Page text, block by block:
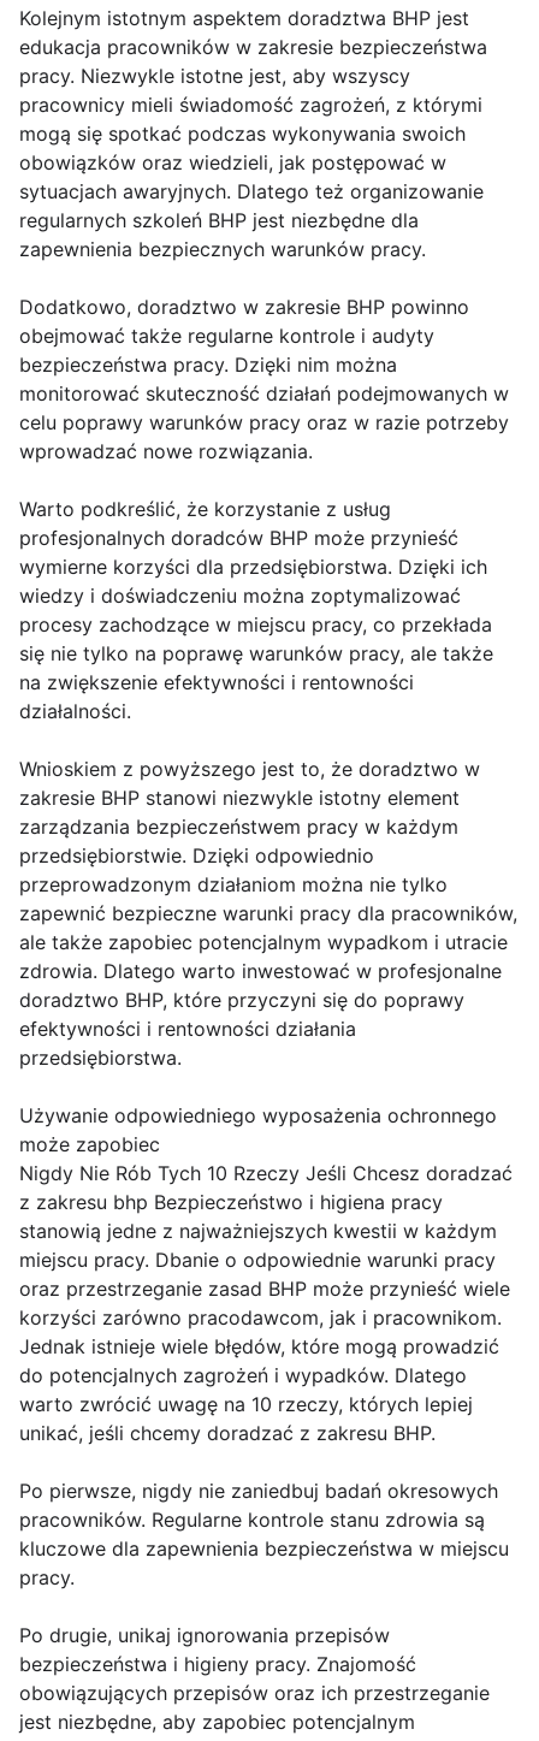
Kolejnym istotnym aspektem doradztwa BHP jest
edukacja pracowników w zakresie bezpieczeństwa
pracy. Niezwykle istotne jest, aby wszyscy
pracownicy mieli świadomość zagrożeń, z którymi
mogą się spotkać podczas wykonywania swoich
obowiązków oraz wiedzieli, jak postępować w
sytuacjach awaryjnych. Dlatego też organizowanie
regularnych szkoleń BHP jest niezbędne dla
zapewnienia bezpiecznych warunków pracy.
Dodatkowo, doradztwo w zakresie BHP powinno
obejmować także regularne kontrole i audyty
bezpieczeństwa pracy. Dzięki nim można
monitorować skuteczność działań podejmowanych w
celu poprawy warunków pracy oraz w razie potrzeby
wprowadzać nowe rozwiązania.
Warto podkreślić, że korzystanie z usług
profesjonalnych doradców BHP może przynieść
wymierne korzyści dla przedsiębiorstwa. Dzięki ich
wiedzy i doświadczeniu można zoptymalizować
procesy zachodzące w miejscu pracy, co przekłada
się nie tylko na poprawę warunków pracy, ale także
na zwiększenie efektywności i rentowności
działalności.
Wnioskiem z powyższego jest to, że doradztwo w
zakresie BHP stanowi niezwykle istotny element
zarządzania bezpieczeństwem pracy w każdym
przedsiębiorstwie. Dzięki odpowiednio
przeprowadzonym działaniom można nie tylko
zapewnić bezpieczne warunki pracy dla pracowników,
ale także zapobiec potencjalnym wypadkom i utracie
zdrowia. Dlatego warto inwestować w profesjonalne
doradztwo BHP, które przyczyni się do poprawy
efektywności i rentowności działania
przedsiębiorstwa.
Używanie odpowiedniego wyposażenia ochronnego
może zapobiec
Nigdy Nie Rób Tych 10 Rzeczy Jeśli Chcesz doradzać
z zakresu bhp Bezpieczeństwo i higiena pracy
stanowią jedne z najważniejszych kwestii w każdym
miejscu pracy. Dbanie o odpowiednie warunki pracy
oraz przestrzeganie zasad BHP może przynieść wiele
korzyści zarówno pracodawcom, jak i pracownikom.
Jednak istnieje wiele błędów, które mogą prowadzić
do potencjalnych zagrożeń i wypadków. Dlatego
warto zwrócić uwagę na 10 rzeczy, których lepiej
unikać, jeśli chcemy doradzać z zakresu BHP.
Po pierwsze, nigdy nie zaniedbuj badań okresowych
pracowników. Regularne kontrole stanu zdrowia są
kluczowe dla zapewnienia bezpieczeństwa w miejscu
pracy.
Po drugie, unikaj ignorowania przepisów
bezpieczeństwa i higieny pracy. Znajomość
obowiązujących przepisów oraz ich przestrzeganie
jest niezbędne, aby zapobiec potencjalnym